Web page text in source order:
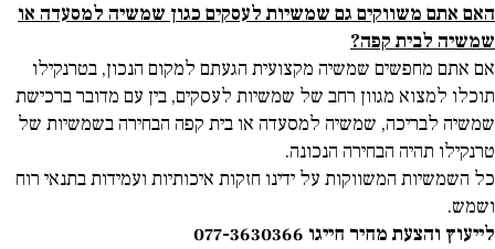
האם אתם משווקים גם שמשיות לעסקים כגון שמשיה למסעדה או
שמשיה לבית קפה?
אם אתם מחפשים שמשיה מקצועית הגעתם למקום הנכון, בטרנקילו
תוכלו למצוא מגוון רחב של שמשיות לעסקים, בין עם מדובר ברכישת
שמשיה לבריכה, שמשיה למסעדה או בית קפה הבחירה בשמשיות של
טרנקילו תהיה הבחירה הנכונה.
כל השמשיות המשווקות על ידינו חזקות איכותיות ועמידות בתנאי רוח
ושמש.
לייעוץ והצעת מחיר חייגו 077-3630366